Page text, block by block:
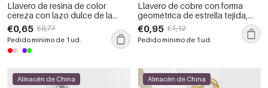
Llavero de resina de color
cereza con lazo dulce de la
serie Simple, de la serie Sweet
Bow Knot.
€0,65 €0,77
Pedido mínimo de 1 ud.
Llavero de cobre con forma
geométrica de estrella tejida,
corazón y flores de la serie
Luxury Series Casual, con
cuentas de colores variados y
€0,95 €1,12
Pedido mínimo de 1 ud.
Almacén de China Almacén de China